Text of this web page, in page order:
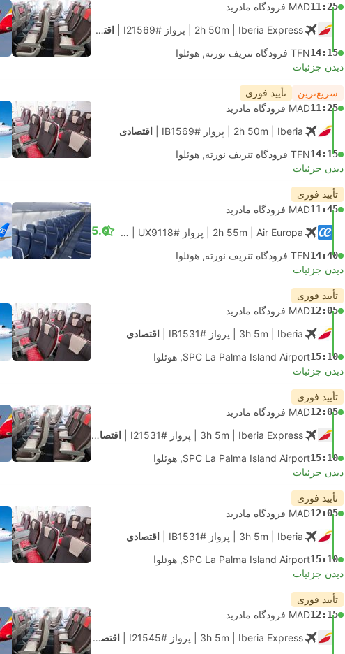
11:25MAD فرودگاه مادرید
2h 50m | Iberia Express پرواز #I21569 اقتصادی
14:15TFN فرودگاه تنریف نورته, هوئلوا
دیدن جزئیات
سریع‌ترین تأیید فوری
11:25MAD فرودگاه مادرید
2h 50m | Iberia پرواز #IB1569 اقتصادی
14:15TFN فرودگاه تنریف نورته, هوئلوا
دیدن جزئیات
تأیید فوری
11:45MAD فرودگاه مادرید
2h 55m | Air Europa پرواز #UX9118 اقتصادی
14:40TFN فرودگاه تنریف نورته, هوئلوا
5.0
دیدن جزئیات
تأیید فوری
12:05MAD فرودگاه مادرید
3h 5m | Iberia پرواز #IB1531 اقتصادی
15:10SPC La Palma Island Airport, هوئلوا
دیدن جزئیات
تأیید فوری
12:05MAD فرودگاه مادرید
3h 5m | Iberia Express پرواز #I21531 اقتصادی
15:10SPC La Palma Island Airport, هوئلوا
دیدن جزئیات
تأیید فوری
12:05MAD فرودگاه مادرید
3h 5m | Iberia پرواز #IB1531 اقتصادی
15:10SPC La Palma Island Airport, هوئلوا
دیدن جزئیات
تأیید فوری
12:15MAD فرودگاه مادرید
3h 5m | Iberia Express پرواز #I21545 اقتصادی